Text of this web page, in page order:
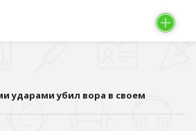
ударами убил вора в своем